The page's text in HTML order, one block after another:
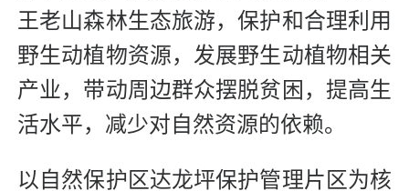
王老山森林生态旅游，保护和合理利用
野生动植物资源，发展野生动植物相关
产业，带动周边群众摆脱贫困，提高生
活水平，减少对自然资源的依赖。
以自然保护区达龙坪保护管理片区为核